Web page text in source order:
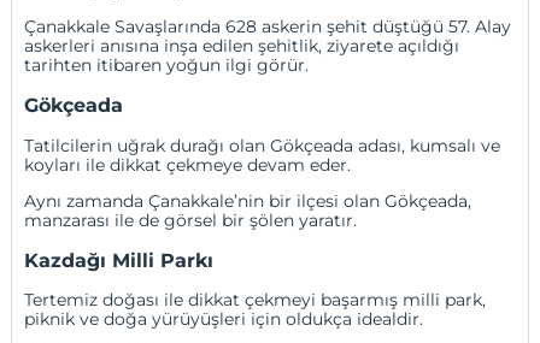
Çanakkale Savaşlarında 628 askerin şehit düştüğü 57. Alay
askerleri anısına inşa edilen şehitlik, ziyarete açıldığı
tarihten itibaren yoğun ilgi görür.
Gökçeada
Tatilcilerin uğrak durağı olan Gökçeada adası, kumsalı ve
koyları ile dikkat çekmeye devam eder.
Aynı zamanda Çanakkale’nin bir ilçesi olan Gökçeada,
manzarası ile de görsel bir şölen yaratır.
Kazdağı Milli Parkı
Tertemiz doğası ile dikkat çekmeyi başarmış milli park,
piknik ve doğa yürüyüşleri için oldukça idealdir.